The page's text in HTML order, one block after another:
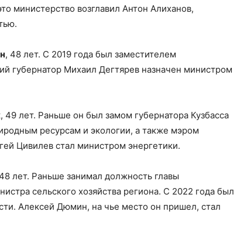
министерство возглавил Антон Алиханов,
, 48 лет. С 2019 года был заместителем
губернатор Михаил Дегтярев назначен министром
, 49 лет. Раньше он был замом губернатора Кузбасса
ресурсам и экологии, а также мэром
Цивилев стал министром энергетики.
лет. Раньше занимал должность главы
сельского хозяйства региона. С 2022 года был
Алексей Дюмин, на чье место он пришел, стал